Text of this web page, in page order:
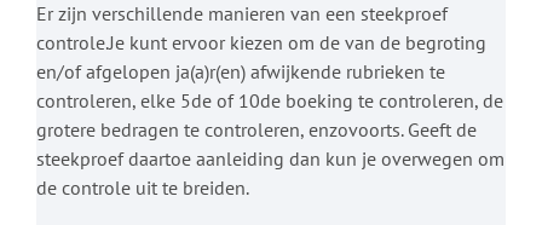
Er zijn verschillende manieren van een steekproef
controle.Je kunt ervoor kiezen om de van de begroting
en/of afgelopen ja(a)r(en) afwijkende rubrieken te
controleren, elke 5de of 10de boeking te controleren, de
grotere bedragen te controleren, enzovoorts. Geeft de
steekproef daartoe aanleiding dan kun je overwegen om
de controle uit te breiden.